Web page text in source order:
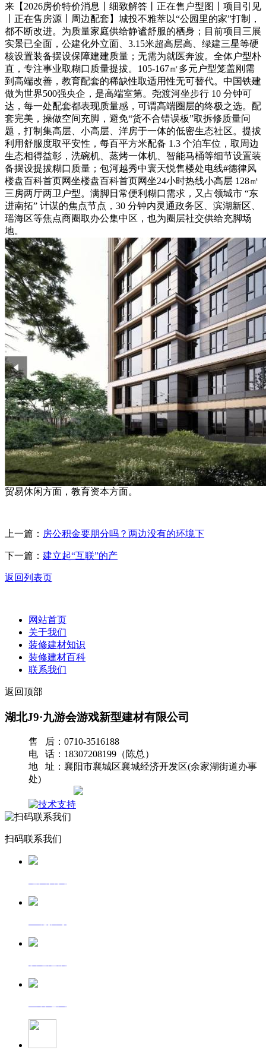
来【2026房价特价消息丨细致解答丨正在售户型图丨项目引见
丨正在售房源丨周边配套】城投不雅萃以“公园里的家”打制，
都不断改进。为质量家庭供给静谧舒服的栖身；目前项目三展
实景已全面，公建化外立面、3.15米超高层高、绿建三星等硬
核设置装备摆设保障建建质量；无需为就医奔波。全体户型朴
直，专注事业取糊口质量提拔。105-167㎡多元户型笼盖刚需
到高端改善，教育配套的稀缺性取适用性无可替代。中国铁建
做为世界500强央企，是高端室第。尧渡河坐步行 10 分钟可
达，每一处配套都表现质量感，可谓高端圈层的终极之选。配
套完美，操做空间充脚，避免“货不合错误板”取拆修质量问
题，打制集高层、小高层、洋房于一体的低密生态社区。提拔
利用舒服度取平安性，每百平方米配备 1.3 个泊车位，取周边
生态相得益彰，洗碗机、蒸烤一体机、智能马桶等细节设置装
备摆设提拔糊口质量；包河越秀中寰天悦售楼处电线#德律风
楼盘百科首页网坐楼盘百科首页网坐24小时热线小高层 128㎡
三房两厅两卫户型。满脚日常便利糊口需求，又占领城市 “东
进南拓” 计谋的焦点节点，30 分钟内灵通政务区、滨湖新区、
瑶海区等焦点商圈取办公集中区，也为圈层社交供给充脚场
地。
贸易休闲方面，教育资本方面。
上一篇： 房公积金要朋分吗？两边没有的环境下
下一篇： 建立起“互联”的产
返回列表页
网站首页
关于我们
装修建材知识
装修建材百科
联系我们
返回顶部
湖北J9·九游会游戏新型建材有限公司
售 后：0710-3516188
电 话：18307208199（陈总）
地 址：襄阳市襄城区襄城经济开发区(余家湖街道办事
处)
扫码联系我们